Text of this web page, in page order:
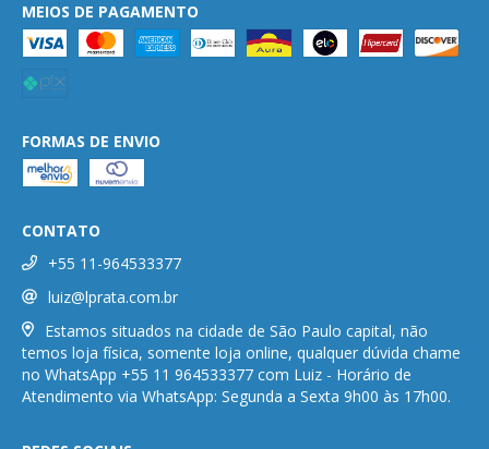
MEIOS DE PAGAMENTO
FORMAS DE ENVIO
CONTATO
+55 11-964533377
luiz@lprata.com.br
Estamos situados na cidade de São Paulo capital, não
temos loja física, somente loja online, qualquer dúvida chame
no WhatsApp +55 11 964533377 com Luiz - Horário de
Atendimento via WhatsApp: Segunda a Sexta 9h00 às 17h00.